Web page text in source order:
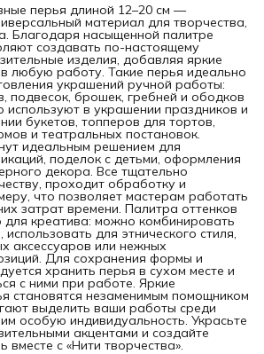
перья длиной 12–20 см —
материал для творчества,
Благодаря насыщенной палитре
создавать по-настоящему
изделия, добавляя яркие
любую работу. Такие перья идеально
украшений ручной работы:
подвесок, брошек, гребней и ободков
используют в украшении праздников и
букетов, топперов для тортов,
и театральных постановок.
идеальным решением для
поделок с детьми, оформления
декора. Все тщательно
проходит обработку и
что позволяет мастерам работать
затрат времени. Палитра оттенков
для креатива: можно комбинировать
для этнического стиля,
аксессуаров или нежных
Для сохранения формы и
хранить перья в сухом месте и
с ними при работе. Яркие
становятся незаменимым помощником
выделить ваши работы среди
особую индивидуальность. Украсьте
акцентами и создайте
вместе с «Нити творчества».